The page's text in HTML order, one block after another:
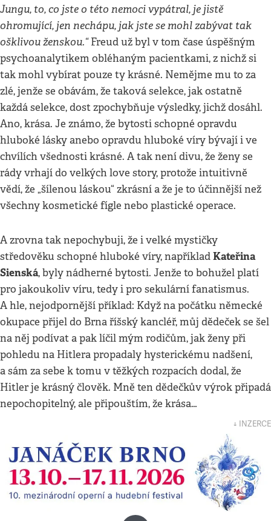
Jungu, to, co jste o této nemoci vypátral, je jistě
ohromující, jen nechápu, jak jste se mohl zabývat tak
ošklivou ženskou.“Freud už byl v tom čase úspěšným
psychoanalytikem obléhaným pacientkami, z nichž si
tak mohl vybírat pouze ty krásné. Nemějme mu to za
zlé, jenže se obávám, že taková selekce, jak ostatně
každá selekce, dost zpochybňuje výsledky, jichž dosáhl.
Ano, krása. Je známo, že bytosti schopné opravdu
hluboké lásky anebo opravdu hluboké víry bývají i ve
chvílích všednosti krásné. A tak není divu, že ženy se
rády vrhají do velkých love story, protože intuitivně
vědí, že „šílenou láskou“ zkrásní a že je to účinnější než
všechny kosmetické fígle nebo plastické operace.
A zrovna tak nepochybuji, že i velké mystičky
středověku schopné hluboké víry, napříkladKateřina
Sienská, byly nádherné bytosti. Jenže to bohužel platí
pro jakoukoliv víru, tedy i pro sekulární fanatismus.
A hle, nejodpornější příklad: Když na počátku německé
okupace přijel do Brna říšský kancléř, můj dědeček se šel
na něj podívat a pak líčil mým rodičům, jak ženy při
pohledu na Hitlera propadaly hysterickému nadšení,
a sám za sebe k tomu v těžkých rozpacích dodal, že
Hitler je krásný člověk. Mně ten dědečkův výrok připadá
nepochopitelný, ale připouštím, že krása…
↓ INZERCE